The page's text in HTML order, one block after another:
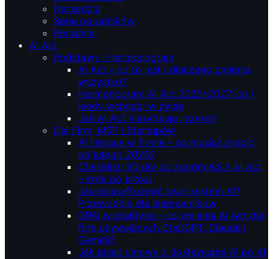
Narzędzia
Serie poradników
Poradniki
AI Act
Podstawy i Harmonogram
AI Act – co to jest i dlaczego zmienia
wszystko?
Harmonogram AI Act 2025–2027: co i
kiedy wchodzi w życie
Jak AI Act klasyfikuje ryzyko?
Dla Firm, MŚP i Startupów
AI literacy w firmie – co musisz zrobić
od lutego 2025?
Checklist: 90 dni do zgodności z AI Act
– krok po kroku
Jak sklasyfikować swój system AI?
Przewodnik dla nieprawników
GPAI w praktyce – co zmienia AI Act dla
firm używających ChatGPT, Claude i
Gemini?
Jak pisać umowy z dostawcami AI po AI